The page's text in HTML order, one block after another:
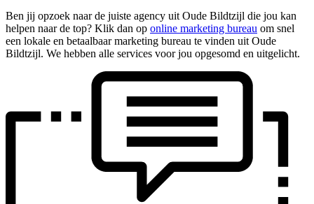
Ben jij opzoek naar de juiste agency uit Oude Bildtzijl die jou kan
helpen naar de top? Klik dan op online marketing bureau om snel
een lokale en betaalbaar marketing bureau te vinden uit Oude
Bildtzijl. We hebben alle services voor jou opgesomd en uitgelicht.